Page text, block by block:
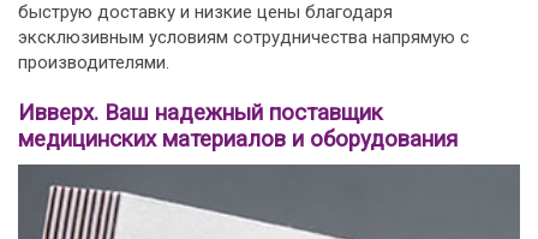
быструю доставку и низкие цены благодаря
эксклюзивным условиям сотрудничества напрямую с
производителями.
Ивверх. Ваш надежный поставщик
медицинских материалов и оборудования